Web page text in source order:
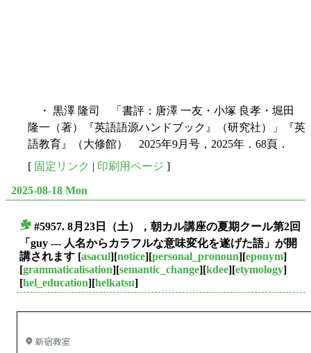
・ 黒澤 隆司 「書評：唐澤 一友・小塚 良孝・堀田
隆一（著）『英語語源ハンドブック』（研究社）」『英
語教育』（大修館） 2025年9月号，2025年．68頁．
[ 固定リンク 印刷用ページ ]
2025-08-18 Mon
#5957. 8月23日（土），朝カル講座の夏期クール第2回
「guy --- 人名からカラフルな意味変化を遂げた語」が開
講されます [asacul][notice][personal_pronoun][eponym]
[grammaticalisation][semantic_change][kdee][etymology]
[hel_education][helkatsu]